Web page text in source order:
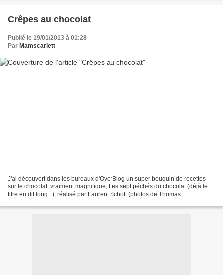
Crêpes au chocolat
Publié le 19/01/2013 à 01:28
Par Mamscarlett
J'ai découvert dans les bureaux d'OverBlog un super bouquin de recettes
sur le chocolat, vraiment magnifique, Les sept péchés du chocolat (déjà le
titre en dit long...), réalisé par Laurent Schott (photos de Thomas